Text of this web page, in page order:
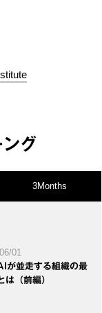
グ
3Months
01
が並走する組織の最
は（前編）